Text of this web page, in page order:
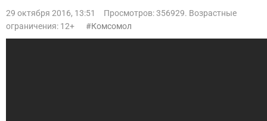
29 октября 2016, 13:51
Просмотров: 356929. Возрастные
ограничения: 12+
Комсомол